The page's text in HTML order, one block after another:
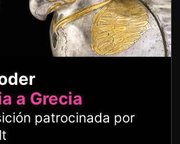
a Grecia
patrocinada por